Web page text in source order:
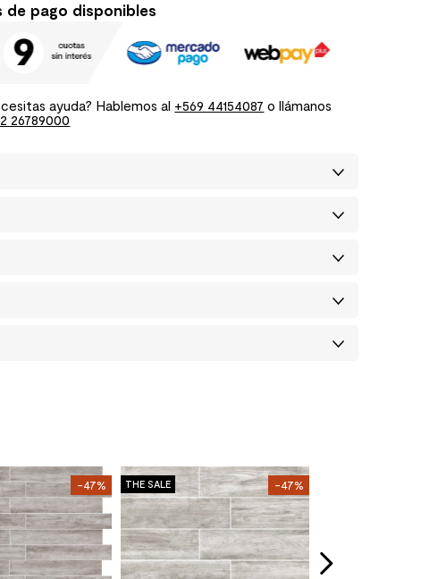
de pago disponibles
ayuda? Hablemos al +569 44154087 o llámanos
26789000
-47% THE SALE -47%
14.990